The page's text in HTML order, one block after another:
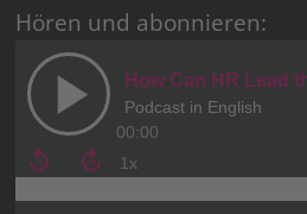
Hören und abonnieren: